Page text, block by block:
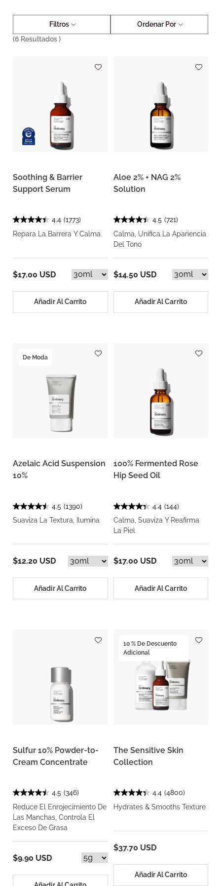
Filtros
Ordenar Por
(6 Resultados )
Soothing & Barrier
Support Serum
4.4 (1773)
Repara La Barrera Y Calma
$17.00 USD
Añadir Al Carrito
Aloe 2% + NAG 2%
Solution
4.5 (721)
Calma, Unifica La Apariencia
Del Tono
$14.50 USD
Añadir Al Carrito
De Moda
Azelaic Acid Suspension
10%
4.5 (1390)
Suaviza La Textura, Ilumina
$12.20 USD
Añadir Al Carrito
100% Fermented Rose
Hip Seed Oil
4.4 (144)
Calma, Suaviza Y Reafirma
La Piel
$17.00 USD
Añadir Al Carrito
Sulfur 10% Powder-to-
Cream Concentrate
4.5 (346)
Reduce El Enrojecimiento De
Las Manchas, Controla El
Exceso De Grasa
$9.90 USD
10 % De Descuento
Adicional
The Sensitive Skin
Collection
4.4 (4800)
Hydrates & Smooths Texture
$37.70 USD
Añadir Al Carrito